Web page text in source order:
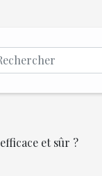
et sûr ?